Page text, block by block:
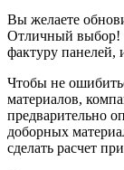
Вы желаете
Отличный выбор!
фактуру панелей,
Чтобы не
материалов,
предварительно
доборных
сделать расчет